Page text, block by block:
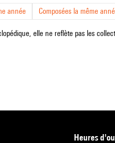
année Composées la même
elle ne reflète pas les
heures